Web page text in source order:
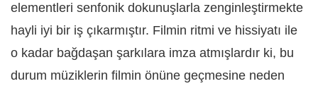
elementleri senfonik dokunuşlarla zenginleştirmekte
hayli iyi bir iş çıkarmıştır. Filmin ritmi ve hissiyatı ile
o kadar bağdaşan şarkılara imza atmışlardır ki, bu
durum müziklerin filmin önüne geçmesine neden